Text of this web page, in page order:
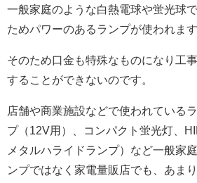
一般家庭のような白熱電球や蛍光球
ためパワーのあるランプが使われます
そのため口金も特殊なものになり工
することができないのです。
店舗や商業施設などで使われている
プ（12V用）、コンパクト蛍光灯、
メタルハライドランプ）など一般家
ンプではなく家電量販店でも、あま